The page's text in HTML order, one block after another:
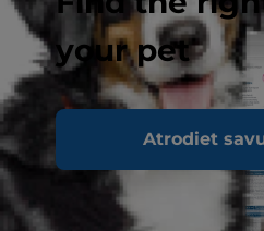
your pet
Atrodiet